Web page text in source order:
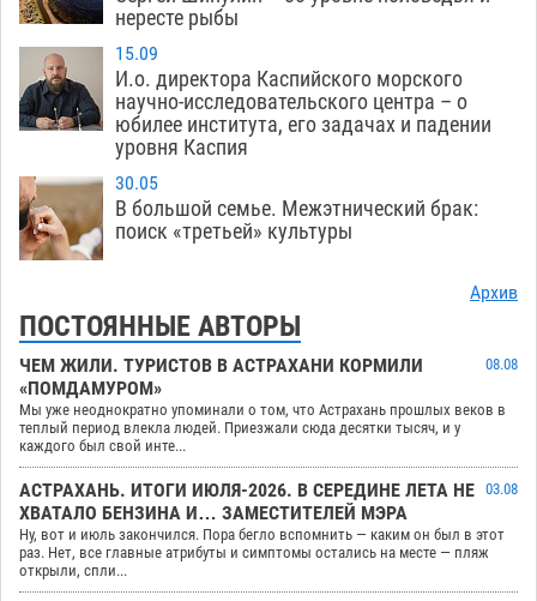
нересте рыбы
15.09
И.о. директора Каспийского морского
научно-исследовательского центра – о
юбилее института, его задачах и падении
уровня Каспия
30.05
В большой семье. Межэтнический брак:
поиск «третьей» культуры
Архив
ПОСТОЯННЫЕ АВТОРЫ
ЧЕМ ЖИЛИ. ТУРИСТОВ В АСТРАХАНИ КОРМИЛИ
«ПОМДАМУРОМ»
08.08
Мы уже неоднократно упоминали о том, что Астрахань прошлых веков в
теплый период влекла людей. Приезжали сюда десятки тысяч, и у
каждого был свой инте...
АСТРАХАНЬ. ИТОГИ ИЮЛЯ-2026. В СЕРЕДИНЕ ЛЕТА НЕ
ХВАТАЛО БЕНЗИНА И… ЗАМЕСТИТЕЛЕЙ МЭРА
03.08
Ну, вот и июль закончился. Пора бегло вспомнить — каким он был в этот
раз. Нет, все главные атрибуты и симптомы остались на месте — пляж
открыли, спли...